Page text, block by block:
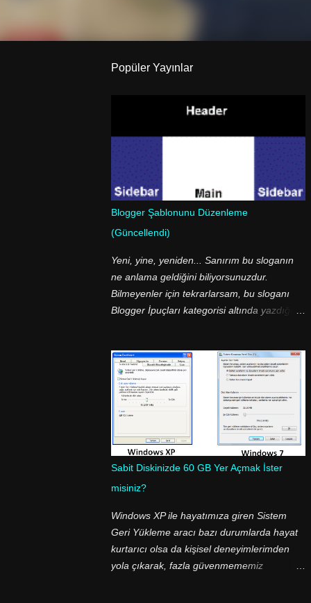
Popüler Yayınlar
Blogger Şablonunu Düzenleme
(Güncellendi)
Yeni, yine, yeniden... Sanırım bu sloganın
ne anlama geldiğini biliyorsunuzdur.
Bilmeyenler için tekrarlarsam, bu sloganı
Blogger İpuçları kategorisi altında yazdığım
Gönder" butonunu nasıl değiştirdiğimi sorup
durdu. Aslında cevabı çok basit; <img
src=.../> etiketini kullanarak :-) İşlem bu
kadar basit olmasına rağmen bir çok kişi bu
ve bunun gibi basit işlemleri yapamıyor.
Daha doğrusu sorun Blogger şablonunun
XML olmasından kaynaklanıyor. Blogger
şablonumuza baktığımızda herşeyin
sunucularda barındırılan bir değişkene
atandığını görüyoruz. Yani kimse
şablununun kodları arasında "Yorum
Gönder" ibaresini göremez! Onun yerine,
<data:...> etiketi ile atanan değişkeni görür.
Sabit Diskinizde 60 GB Yer Açmak İster
misiniz?
Windows XP ile hayatımıza giren Sistem
Geri Yükleme aracı bazı durumlarda hayat
kurtarıcı olsa da kişisel deneyimlerimden
yola çıkarak, fazla güvenmememiz